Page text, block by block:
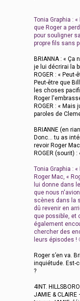
Tonia Graphia :
que Roger a
pour souligner
propre fils sans
BRIANNA : « Ça
je lui décrirai la
ROGER : «
Peut-être que
les choses
Roger
ROGER : «
paroles de
BRIANNE (en
Donc... tu as
revoir Roger
ROGER (sourit)
Tonia Graphia :
Roger Mac, «
lui donne dans
que nous
scènes dans la
dû revenir en
que possible, et
également
chercher des
leurs épisodes !
Roger s’en va.
inquiétude. Est-
?
4INT.
JAMIE &